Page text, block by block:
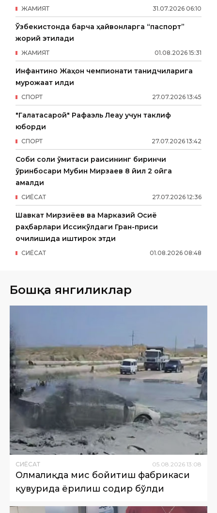
31.07.2026 06:10
ЖАМИЯТ
Ўзбекистонда барча ҳайвонларга “паспорт”
жорий этилади
01.08.2026 15:31
ЖАМИЯТ
Инфантино Жаҳон чемпионати танқидчиларига
мурожаат қилди
27.07.2026 13:45
СПОРТ
"Галатасарой" Рафаэль Леау учун таклиф
юборди
27.07.2026 13:42
СПОРТ
Собиқ солиқ қўмитаси раисининг биринчи
ўринбосари Мубин Мирзаев 8 йил 2 ойга
қамалди
27.07.2026 12:36
СИËСАТ
Шавкат Мирзиёев ва Марказий Осиё
раҳбарлари Иссиқкўлдаги Гран-приси
очилишида иштирок этди
01.08.2026 08:48
СИËСАТ
Бошқа янгиликлар
СИËСАТ 05.08.2026 13:08
Олмалиқда мис бойитиш фабрикаси
қувурида ёрилиш содир бўлди